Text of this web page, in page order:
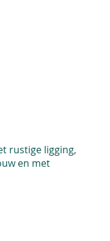
rustige ligging,
en met